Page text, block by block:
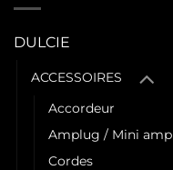
DULCIE
ACCESSOIRES
Accordeur
Amplug / Mini amp
Cordes